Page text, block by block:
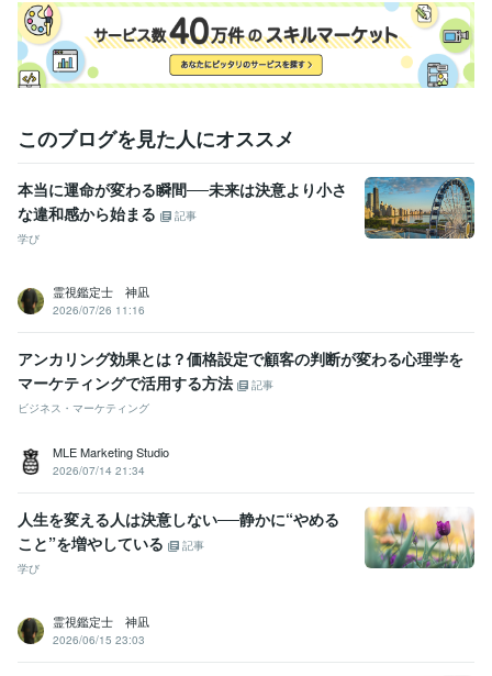
このブログを見た人にオススメ
本当に運命が変わる瞬間──未来は決意より小さ
な違和感から始まる
記事
学び
霊視鑑定士 神凪
2026/07/26 11:16
アンカリング効果とは？価格設定で顧客の判断が変わる心理学を
マーケティングで活用する方法
記事
ビジネス・マーケティング
MLE Marketing Studio
2026/07/14 21:34
人生を変える人は決意しない──静かに“やめる
こと”を増やしている
記事
学び
霊視鑑定士 神凪
2026/06/15 23:03